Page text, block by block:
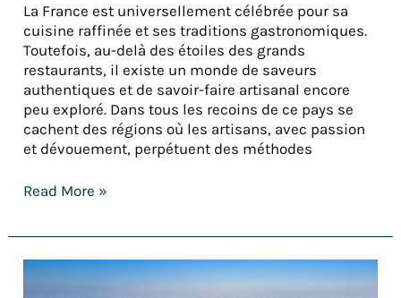
La France est universellement célébrée pour sa
cuisine raffinée et ses traditions gastronomiques.
Toutefois, au-delà des étoiles des grands
restaurants, il existe un monde de saveurs
authentiques et de savoir-faire artisanal encore
peu exploré. Dans tous les recoins de ce pays se
cachent des régions où les artisans, avec passion
et dévouement, perpétuent des méthodes
Read More »
Les